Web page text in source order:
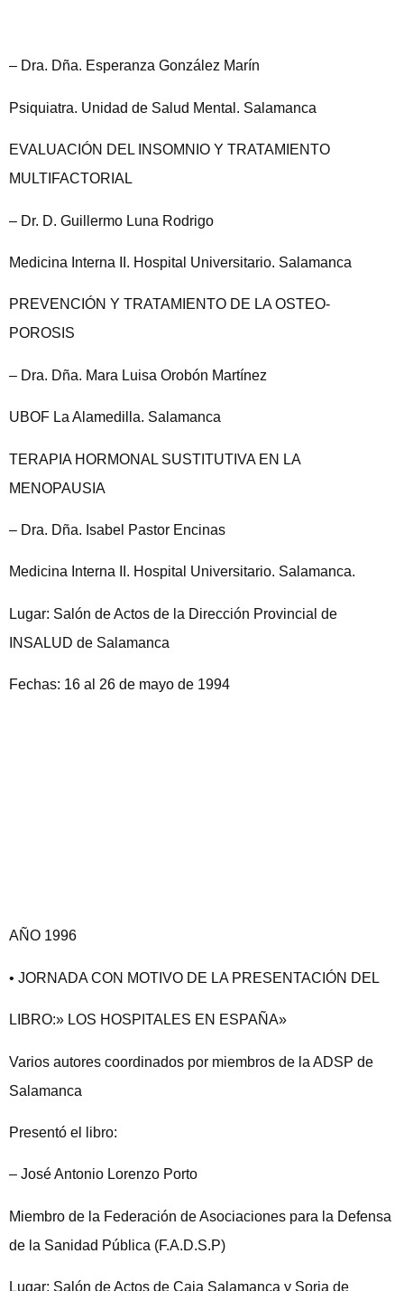
– Dra. Dña. Esperanza González Marín
Psiquiatra. Unidad de Salud Mental. Salamanca
EVALUACIÓN DEL INSOMNIO Y TRATAMIENTO
MULTIFACTORIAL
– Dr. D. Guillermo Luna Rodrigo
Medicina Interna II. Hospital Universitario. Salamanca
PREVENCIÓN Y TRATAMIENTO DE LA OSTEO-
POROSIS
– Dra. Dña. Mara Luisa Orobón Martínez
UBOF La Alamedilla. Salamanca
TERAPIA HORMONAL SUSTITUTIVA EN LA
MENOPAUSIA
– Dra. Dña. Isabel Pastor Encinas
Medicina Interna II. Hospital Universitario. Salamanca.
Lugar: Salón de Actos de la Dirección Provincial de
INSALUD de Salamanca
Fechas: 16 al 26 de mayo de 1994
AÑO 1996
• JORNADA CON MOTIVO DE LA PRESENTACIÓN DEL
LIBRO:» LOS HOSPITALES EN ESPAÑA»
Varios autores coordinados por miembros de la ADSP de
Salamanca
Presentó el libro:
– José Antonio Lorenzo Porto
Miembro de la Federación de Asociaciones para la Defensa
de la Sanidad Pública (F.A.D.S.P)
Lugar: Salón de Actos de Caja Salamanca y Soria de